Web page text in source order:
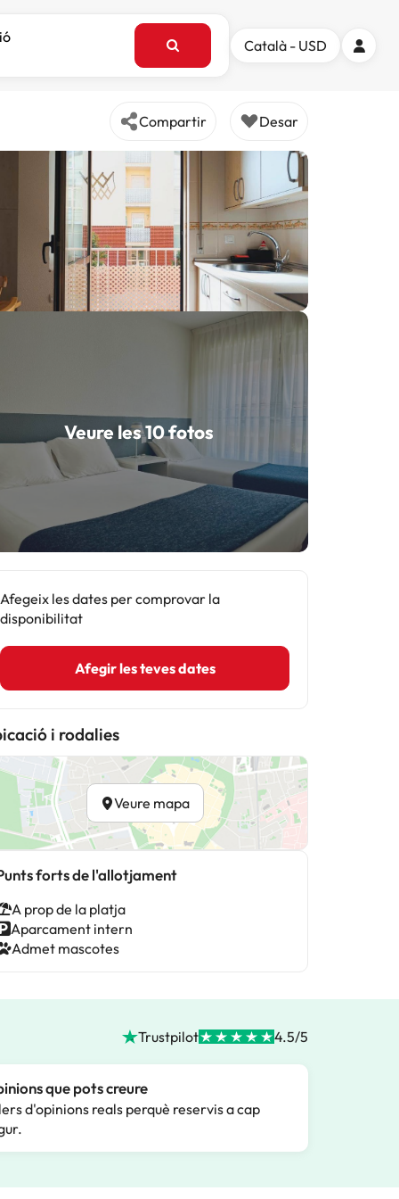
Català - USD
Compartir Desar
Veure les 10 fotos
Afegeix les dates per comprovar la
disponibilitat
Afegir les teves dates
i rodalies
Veure mapa
forts de l'allotjament
A prop de la platja
Aparcament intern
Admet mascotes
Trustpilot 4.5/5
que pots creure
d'opinions reals perquè reservis a cap